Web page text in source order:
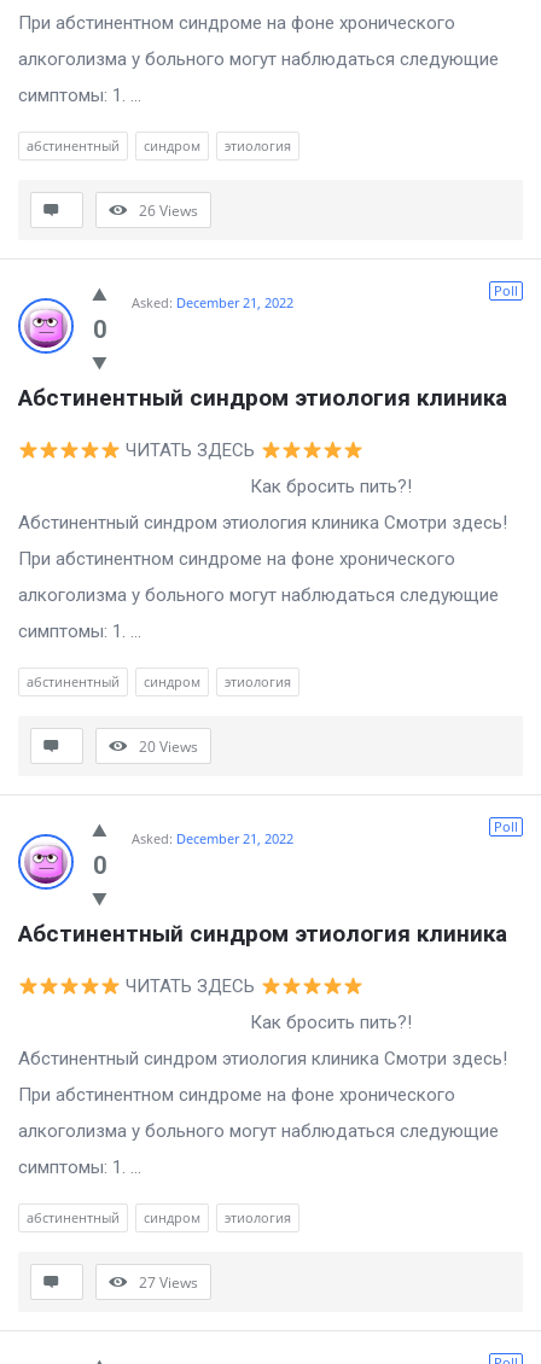
При абстинентном синдроме на фоне хронического
алкоголизма у больного могут наблюдаться следующие
симптомы: 1. ...
абстинентный синдром этиология
26Views
0
Poll
Asked: December 21, 2022
Абстинентный синдром этиология клиника
ЧИТАТЬ ЗДЕСЬ
Как бросить пить?!
Абстинентный синдром этиология клиника Смотри здесь!
При абстинентном синдроме на фоне хронического
алкоголизма у больного могут наблюдаться следующие
симптомы: 1. ...
абстинентный синдром этиология
20Views
0
Poll
Asked: December 21, 2022
Абстинентный синдром этиология клиника
ЧИТАТЬ ЗДЕСЬ
Как бросить пить?!
Абстинентный синдром этиология клиника Смотри здесь!
При абстинентном синдроме на фоне хронического
алкоголизма у больного могут наблюдаться следующие
симптомы: 1. ...
абстинентный синдром этиология
27Views